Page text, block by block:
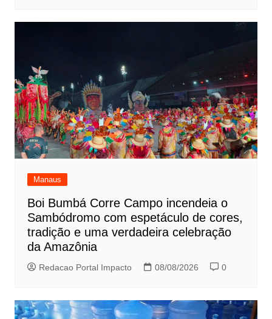
Manaus
Boi Bumbá Corre Campo incendeia o
Sambódromo com espetáculo de cores,
tradição e uma verdadeira celebração
da Amazônia
Redacao Portal Impacto 08/08/2026 0